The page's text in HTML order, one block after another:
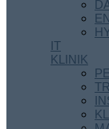
IT
KLINIK